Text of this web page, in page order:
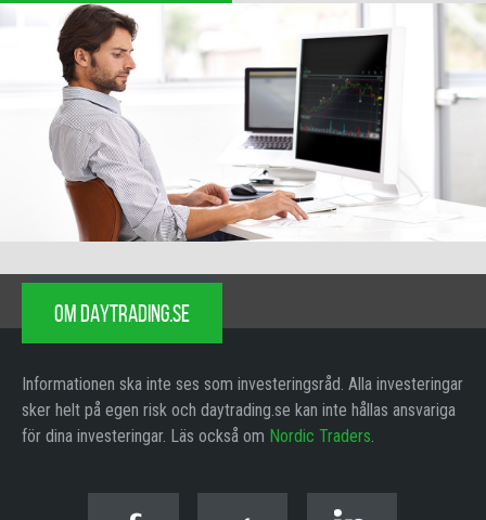
OM DAYTRADING.SE
Informationen ska inte ses som investeringsråd. Alla investeringar
sker helt på egen risk och daytrading.se kan inte hållas ansvariga
för dina investeringar. Läs också om Nordic Traders.